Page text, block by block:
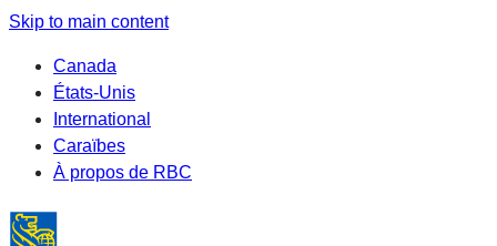
Skip to main content
Canada
États-Unis
International
Caraïbes
À propos de RBC